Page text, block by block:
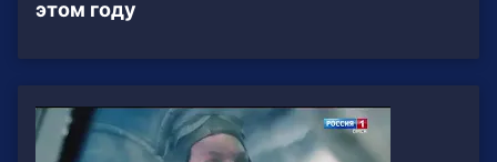
этом году